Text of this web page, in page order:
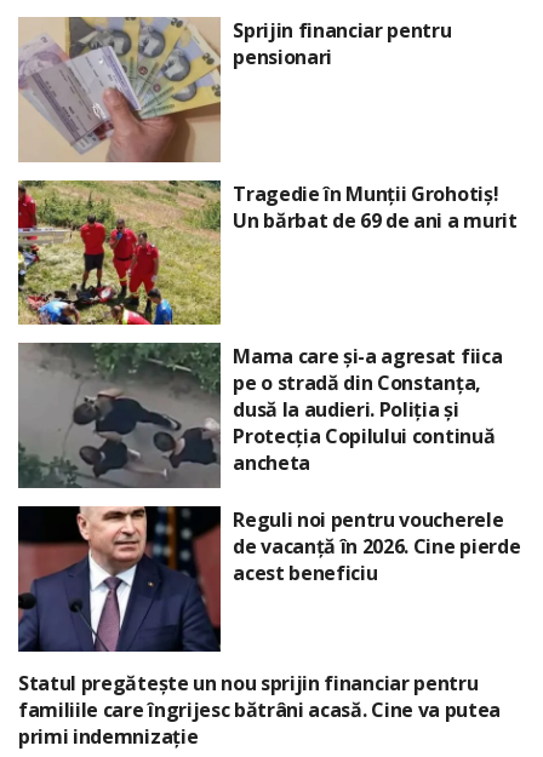
Sprijin financiar pentru
pensionari
Tragedie în Munții Grohotiș!
Un bărbat de 69 de ani a murit
Mama care și-a agresat fiica
pe o stradă din Constanța,
dusă la audieri. Poliția și
Protecția Copilului continuă
ancheta
Reguli noi pentru voucherele
de vacanță în 2026. Cine pierde
acest beneficiu
Statul pregătește un nou sprijin financiar pentru
familiile care îngrijesc bătrâni acasă. Cine va putea
primi indemnizație